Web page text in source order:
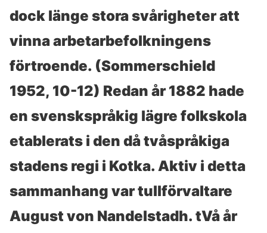
dock länge stora svårigheter att
vinna arbetarbefolkningens
förtroende. (Sommerschield
1952, 10-12) Redan år 1882 hade
en svenskspråkig lägre folkskola
etablerats i den då tvåspråkiga
stadens regi i Kotka. Aktiv i detta
sammanhang var tullförvaltare
August von Nandelstadh. tVå år